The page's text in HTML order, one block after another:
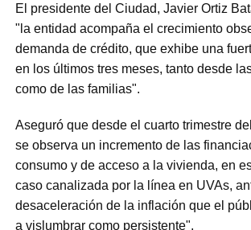
El presidente del Ciudad, Javier Ortiz
"la entidad acompaña el crecimiento
demanda de crédito, que exhibe una
en los últimos tres meses, tanto desde
como de las familias".
Aseguró que desde el cuarto trimestre
se observa un incremento de las
consumo y de acceso a la vivienda, en
caso canalizada por la línea en UVAs,
desaceleración de la inflación que el
a vislumbrar como persistente".